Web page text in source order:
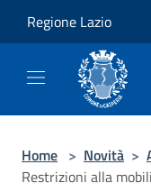
Regione Lazio
Home > Novità >
Restrizioni alla